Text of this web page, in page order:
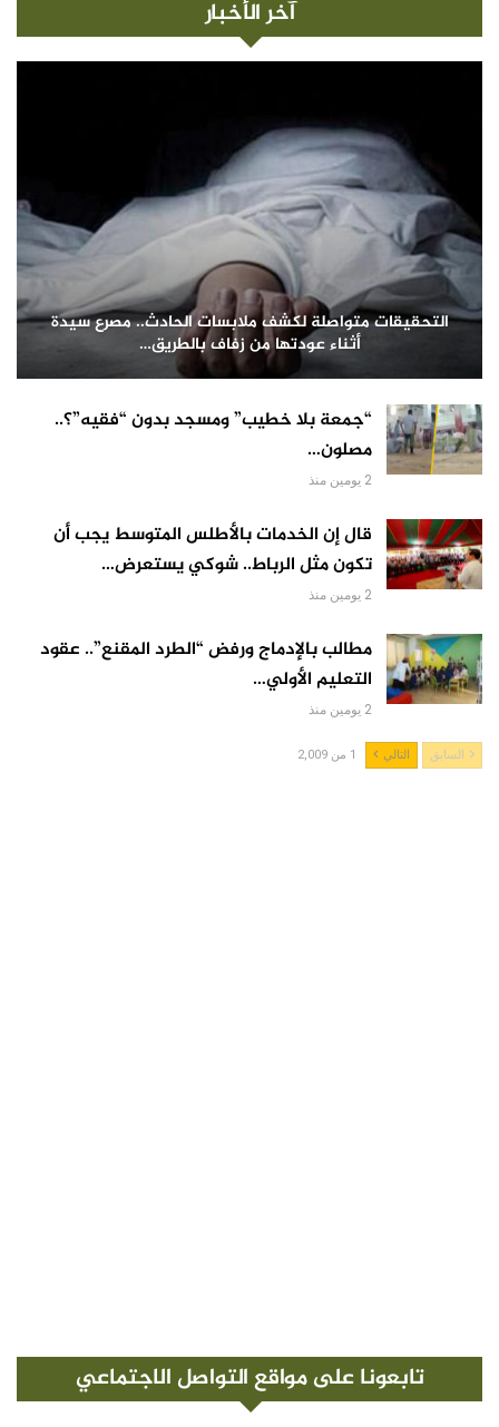
آخر الأخبار
التحقيقات متواصلة لكشف ملابسات الحادث.. مصرع سيدة
أثناء عودتها من زفاف بالطريق…
“جمعة بلا خطيب” ومسجد بدون “فقيه”؟..
مصلون…
2 يومين منذ
قال إن الخدمات بالأطلس المتوسط يجب أن
تكون مثل الرباط.. شوكي يستعرض…
2 يومين منذ
مطالب بالإدماج ورفض “الطرد المقنع”.. عقود
التعليم الأولي…
2 يومين منذ
السابق التالي 1 من 2,009
تابعونا على مواقع التواصل الاجتماعي